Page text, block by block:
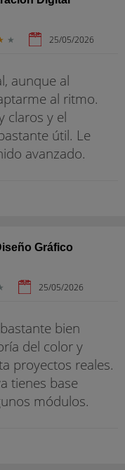
★ 25/05/2026
aunque al
al ritmo.
claros y el
útil. Le
avanzado.
Gráfico
25/05/2026
bien
del color y
proyectos reales.
tienes base
módulos.